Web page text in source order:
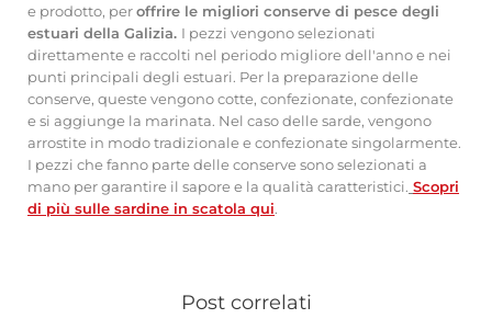
e prodotto, peroffrire le migliori conserve di pesce degli
estuari della Galizia. I pezzi vengono selezionati
direttamente e raccolti nel periodo migliore dell'anno e nei
punti principali degli estuari. Per la preparazione delle
conserve, queste vengono cotte, confezionate, confezionate
e si aggiunge la marinata. Nel caso delle sarde, vengono
arrostite in modo tradizionale e confezionate singolarmente.
I pezzi che fanno parte delle conserve sono selezionati a
mano per garantire il sapore e la qualità caratteristici. Scopri
di più sulle sardine in scatola qui.
Post correlati